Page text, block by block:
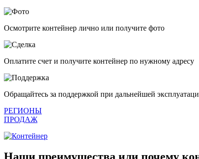
Осмотрите контейнер лично или получите фото
Оплатите счет и получите контейнер по нужному адресу
Обращайтесь за поддержкой при дальнейшей
РЕГИОНЫ
ПРОДАЖ